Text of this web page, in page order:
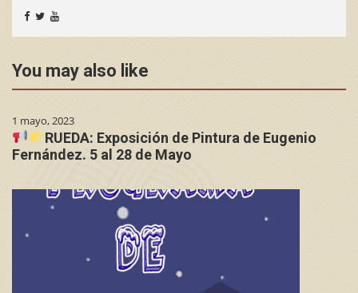
You may also like
1 mayo, 2023
RUEDA: Exposición de Pintura de Eugenio
Fernández. 5 al 28 de Mayo